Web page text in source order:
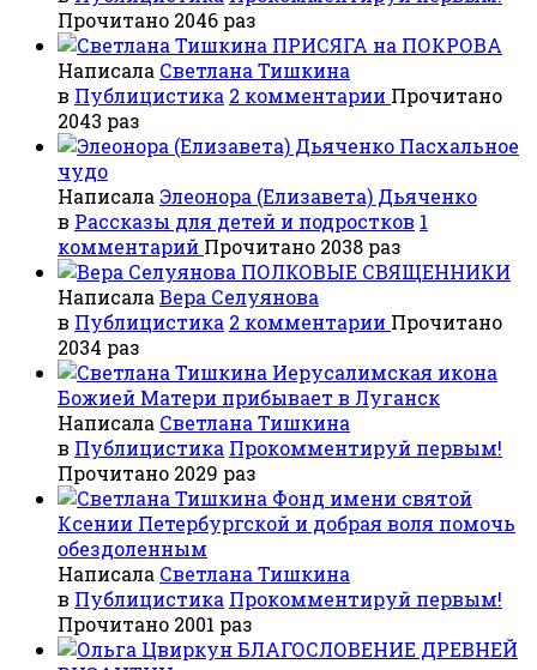
Прочитано 2046 раз
ПРИСЯГА на ПОКРОВА
Написала Светлана Тишкина
в Публицистика 2 комментарии Прочитано
2043 раз
Пасхальное
чудо
Написала Элеонора (Елизавета) Дьяченко
в Рассказы для детей и подростков 1
комментарий Прочитано 2038 раз
ПОЛКОВЫЕ СВЯЩЕННИКИ
НаписалаВера Селуянова
в Публицистика 2 комментарии Прочитано
2034 раз
Иерусалимская икона
Божией Матери прибывает в Луганск
Написала Светлана Тишкина
в Публицистика Прокомментируй первым!
Прочитано 2029 раз
Фонд имени святой
Ксении Петербургской и добрая воля помочь
обездоленным
Написала Светлана Тишкина
в Публицистика Прокомментируй первым!
Прочитано 2001 раз
БЛАГОСЛОВЕНИЕ ДРЕВНЕЙ